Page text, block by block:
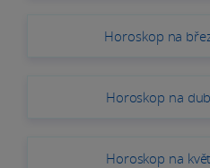
Horoskop na
Horoskop na
Horoskop na